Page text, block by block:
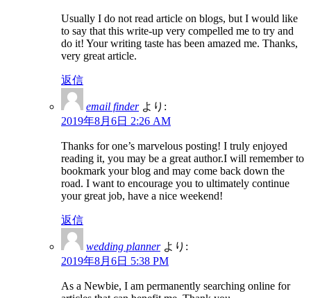
Usually I do not read article on blogs, but I would like
to say that this write-up very compelled me to try and
do it! Your writing taste has been amazed me. Thanks,
very great article.
返信
email finder より:
2019年8月6日 2:26 AM
Thanks for one’s marvelous posting! I truly enjoyed
reading it, you may be a great author.I will remember to
bookmark your blog and may come back down the
road. I want to encourage you to ultimately continue
your great job, have a nice weekend!
返信
wedding planner より:
2019年8月6日 5:38 PM
As a Newbie, I am permanently searching online for